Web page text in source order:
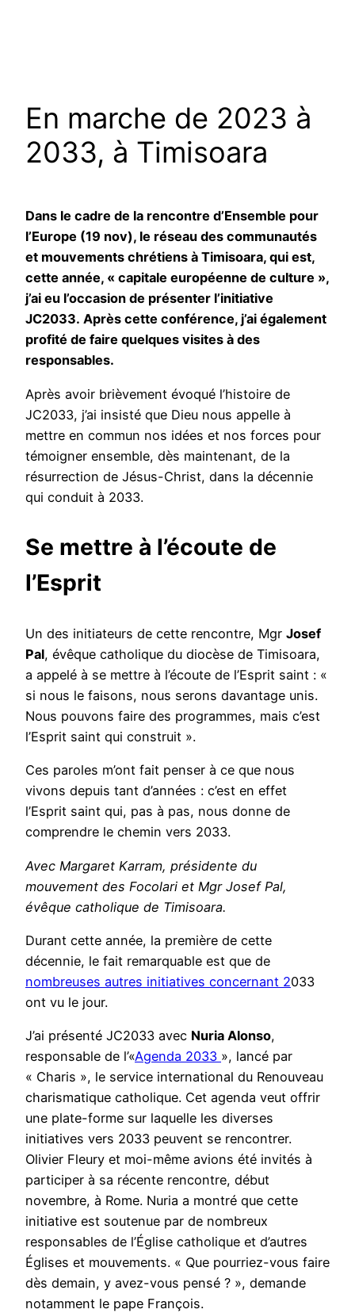
En marche de 2023 à
2033, à Timisoara
Dans le cadre de la rencontre d’Ensemble pour
l’Europe (19 nov), le réseau des communautés
et mouvements chrétiens à Timisoara, qui est,
cette année, « capitale européenne de culture »,
j’ai eu l’occasion de présenter l’initiative
JC2033. Après cette conférence, j’ai également
profité de faire quelques visites à des
responsables.
Après avoir brièvement évoqué l’histoire de
JC2033, j’ai insisté que Dieu nous appelle à
mettre en commun nos idées et nos forces pour
témoigner ensemble, dès maintenant, de la
résurrection de Jésus-Christ, dans la décennie
qui conduit à 2033.
Se mettre à l’écoute de
l’Esprit
Un des initiateurs de cette rencontre, Mgr Josef
Pal, évêque catholique du diocèse de Timisoara,
a appelé à se mettre à l’écoute de l’Esprit saint : «
si nous le faisons, nous serons davantage unis.
Nous pouvons faire des programmes, mais c’est
l’Esprit saint qui construit ».
Ces paroles m’ont fait penser à ce que nous
vivons depuis tant d’années : c’est en effet
l’Esprit saint qui, pas à pas, nous donne de
comprendre le chemin vers 2033.
Avec Margaret Karram, présidente du
mouvement des Focolari et Mgr Josef Pal,
évêque catholique de Timisoara.
Durant cette année, la première de cette
décennie, le fait remarquable est que de
nombreuses autres initiatives concernant 2033
ont vu le jour.
J’ai présenté JC2033 avec Nuria Alonso,
responsable de l’«Agenda 2033 », lancé par
« Charis », le service international du Renouveau
charismatique catholique. Cet agenda veut offrir
une plate-forme sur laquelle les diverses
initiatives vers 2033 peuvent se rencontrer.
Olivier Fleury et moi-même avions été invités à
participer à sa récente rencontre, début
novembre, à Rome. Nuria a montré que cette
initiative est soutenue par de nombreux
responsables de l’Église catholique et d’autres
Églises et mouvements. « Que pourriez-vous faire
dès demain, y avez-vous pensé ? », demande
notamment le pape François.